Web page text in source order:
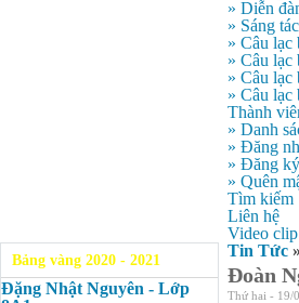
» Diễn
» Sáng
» Câu lạc
» Câu
» Câu lạc
» Câu lạc
Thành
» Danh
» Đăng
» Đăng ký
» Quên
Tìm kiếm
Liên hệ
Video clip
Bảng vàng 2020 - 2021
Đặng Nhật Nguyên - Lớp
Tin Tức »
Đoàn
Thứ hai - 19/